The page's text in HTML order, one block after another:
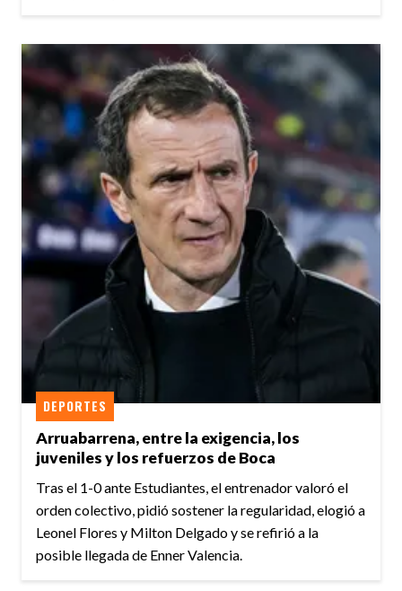
Arruabarrena, entre la exigencia, los
juveniles y los refuerzos de Boca
DEPORTES
Tras el 1-0 ante Estudiantes, el entrenador valoró el
orden colectivo, pidió sostener la regularidad, elogió a
Leonel Flores y Milton Delgado y se refirió a la
posible llegada de Enner Valencia.